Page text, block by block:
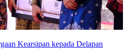
Kearsipan kepada Delapan